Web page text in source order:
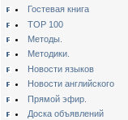
Гостевая книга
TOP 100
Методы.
Методики.
Новости языков
Новости английского
Прямой эфир.
Доска объявлений